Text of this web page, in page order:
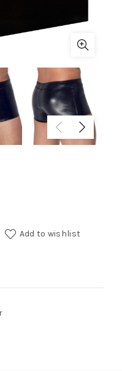
Add to wishlist